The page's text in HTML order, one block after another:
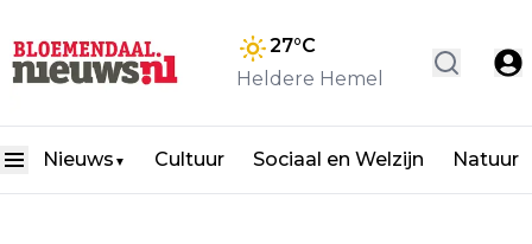
27°C
Heldere Hemel
Nieuws ▼ Cultuur Sociaal en Welzijn Natuur